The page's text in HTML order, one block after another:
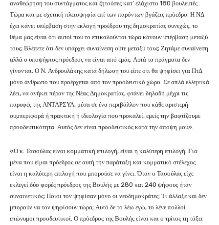
αναθεώρηση του συντάγματος και ζητούσες κατ’ ελάχιστο 180 βουλευτές.
Τώρα και με σχετική πλειοψηφία επί των παρόντων βγάζεις πρόεδρο. Η ΝΔ
έχει κάνει υπέρβαση στην εκλογή προέδρου της δημοκρατίας συνεχώς, το
θέμα μας είναι ότι αυτοί που το επικαλούνται τώρα κάνουν υπέρβαση μεταξύ
τους; Βλέπετε ότι δεν υπάρχει συναίνεση ούτε μεταξύ τους; Ζητάμε συναίνεση
αλλά ο υποψήφιος πρόεδρος να είναι από εμάς; Αυτά τα πράγματα δεν
γίνονται. Ο Ν. Ανδρουλάκης κατά δήλωση του είπε ότι θα ψηφίσει για ΠτΔ
μόνο άνθρωπο που προέρχεται από τον προοδευτικό χώρο. Σε απλά ελληνικά
λέει, να ανήκει πέραν της Νέας Δημοκρατίας, φτάνει δηλαδή μέχρι τις
παρυφές της ΑΝΤΑΡΣΥΑ, μέσα σε ένα περιβάλλον που κάθε αριστερή
συμπεριφορά ή πρακτική ή ιδεολογία που προκαλεί, εμείς την βαφτίζουμε
προοδευτικότητα. Αυτός δεν είναι προοδευτικός κατά την άποψη μου».
«Ο κ. Τασούλας είναι κομματική επιλογή, είναι η καλύτερη επιλογή. Για
μένα που είμαι πρόεδρος σε αυτή την παράταξη και κομματικό στέλεχος
είναι η καλύτερη επιλογή που μπορούσε να γίνει. Όταν ο Τασούλας είχε
εκλεγεί δύο φορές πρόεδρος της Βουλής με 280 και 240 ψήφους ήταν
συναινετικός; Ποιοι τον ψηφίσαν μόνο οι νεοδημοκράτες; Τι άλλαξε και δεν
μπορούν να τον ψηφίσουν τώρα; Αυτό δε το λέω εγώ, το λένε πολλοί
επώνυμοι προοδευτικοί. Ο πρόεδρος της Βουλής είναι και ο τρίτος τη τάξει